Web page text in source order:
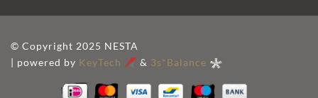
© Copyright 2025 NESTA
| powered by KeyTech & 3s*Balance